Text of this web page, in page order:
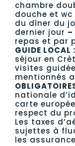
chambre
douche et wc
du dîner du
dernier jour –
repas et par
GUIDE LOCAL :
séjour en
visites
mentionnés
nationale
carte
respect du
Les taxes
sujettes à
les